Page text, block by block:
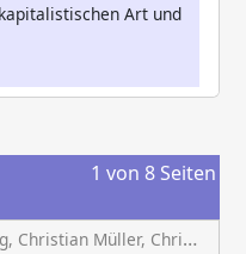
Art und
1 von 8 Seiten
Harald Jung, Christian Müller, Christian Heuser (Hg.)